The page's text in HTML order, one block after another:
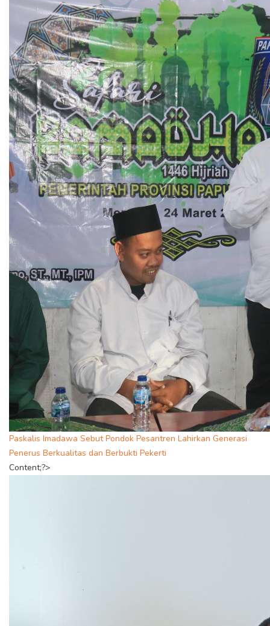
Paskalis Imadawa Sebut Pondok Pesantren Lahirkan Generasi
Penerus Berkualitas dan Berbukti Pekerti
Content;?>